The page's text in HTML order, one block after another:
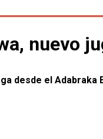
nuevo
desde el